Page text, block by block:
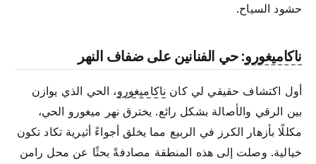
حشود السياح.
ناكاميغورو: حي الفنانين على ضفاف النهر
أول اكتشاف حقيقي لي كان ناكاميغورو، الحي الذي يوازن
بين الرقي والأصالة بشكل رائع. يخترق نهر ميغورو الحي،
مكللًا بأزهار الكرز في الربيع مما يخلق أجواءً أثيرية تكاد تكون
خيالية. وصلت إلى هذه المنطقة مصادفةً بحثًا عن محل رامن